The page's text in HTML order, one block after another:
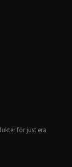
för just era